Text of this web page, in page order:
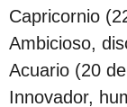
Capricornio
Ambicioso,
Acuario (20
Innovador,